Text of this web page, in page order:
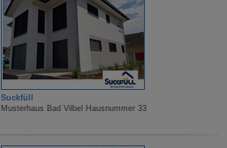
Suckfüll
Musterhaus Bad Vilbel Hausnummer 33